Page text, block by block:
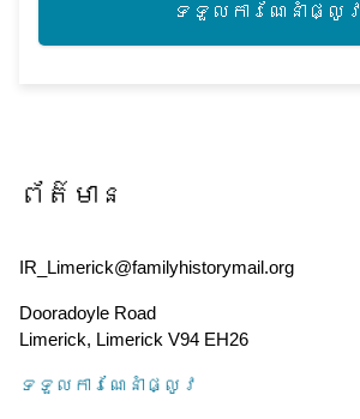
ទទួល​ការណែនាំ​ផ្លូវ
ព័ត៌មាន
IR_Limerick@familyhistorymail.org
Dooradoyle Road
Limerick, Limerick V94 EH26
ទទួល​ការណែនាំ​ផ្លូវ